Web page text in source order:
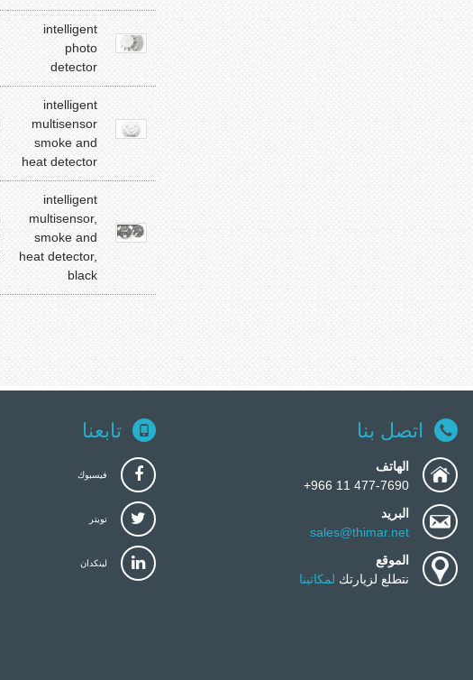
intelligent
photo
detector
intelligent
multisensor
smoke and
heat detector
intelligent
multisensor,
smoke and
heat detector,
black
اتصل بنا
الهاتف
477-7690 11 966+
البريد
sales@thimar.net
الموقع
نتطلع لزيارتك لمكاتبنا
تابعنا
فيسبوك
تويتر
لينكدان